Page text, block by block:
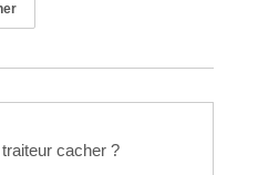
cacher ?